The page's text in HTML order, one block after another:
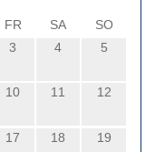
FR SA
SO
3 4 5
10 11 12
17 18 19